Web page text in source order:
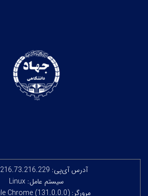
آدرس آی‌پی: 216.73.216.229
سیستم عامل: Linux
مرورگر: Google Chrome (131.0.0.0)